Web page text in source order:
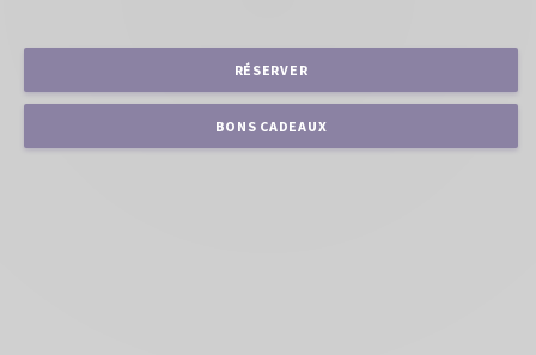
RÉSERVER
BONS CADEAUX